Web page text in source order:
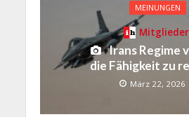
MEINUNGEN
Mitglieder
Irans Regime
die Fähigkeit zu
März 22, 2026